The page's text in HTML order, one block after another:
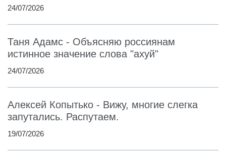
24/07/2026
Таня Адамс - Объясняю россиянам
истинное значение слова "ахуй"
24/07/2026
Алексей Копытько - Вижу, многие слегка
запутались. Распутаем.
19/07/2026